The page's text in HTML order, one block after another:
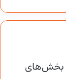
بخش‌های